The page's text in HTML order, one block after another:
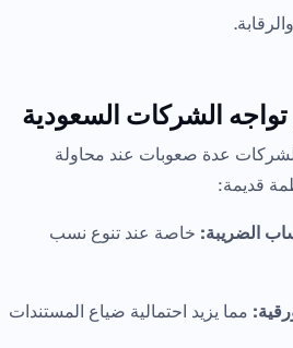
تواجه الشركات السعودية
عدة صعوبات عند محاولة
قديمة:
الضريبة: خاصة عند تنوع نسب
مما يزيد احتمالية ضياع المستندات